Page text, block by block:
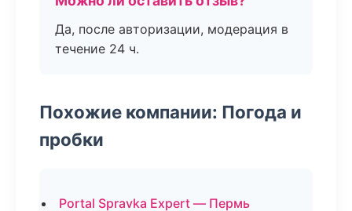
Да, после авторизации, модерация в
течение 24 ч.
Похожие компании: Погода и
пробки
Portal Spravka Expert — Пермь